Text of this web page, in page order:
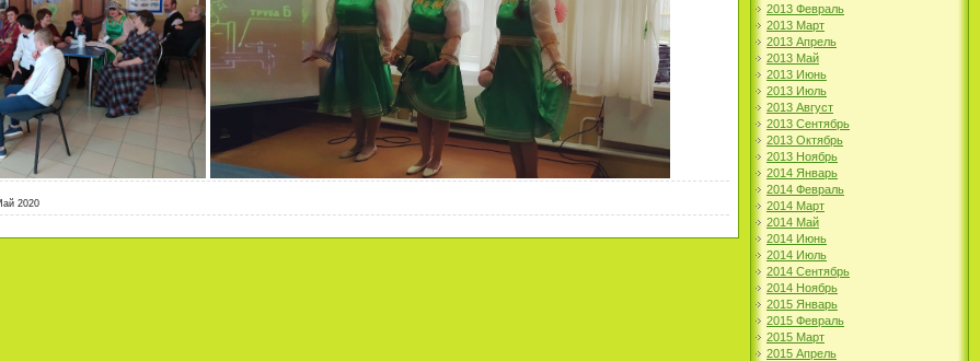
2020
2013 Февраль
2013 Март
2013 Апрель
2013 Май
2013 Июнь
2013 Июль
2013 Август
2013 Сентябрь
2013 Октябрь
2013 Ноябрь
2014 Январь
2014 Февраль
2014 Март
2014 Май
2014 Июнь
2014 Июль
2014 Сентябрь
2014 Ноябрь
2015 Январь
2015 Февраль
2015 Март
2015 Апрель